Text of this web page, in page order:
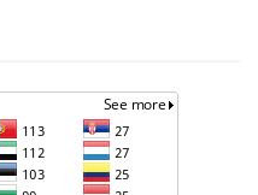
ՂԱՐԱԲԱՂՅԱՆ
ԷՐ․ ԶԱԽԱՐՈՎԱ